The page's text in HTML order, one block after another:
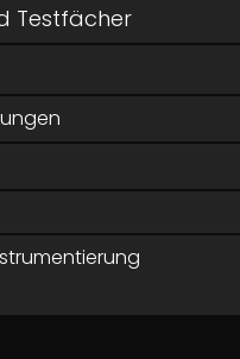
Testfächer